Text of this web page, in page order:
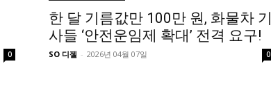
0
한 달 기름값만 100만 원, 화물차 기
사들 ‘안전운임제 확대’ 전격 요구!
SO 디젤 - 2026년 04월 07일 0